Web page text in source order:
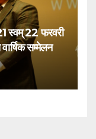
स्वम् 22 फरवरी
सम्मेलन